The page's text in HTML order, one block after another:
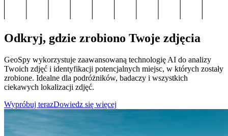
Odkryj, gdzie zrobiono Twoje zdjęcia
GeoSpy wykorzystuje zaawansowaną technologię AI do analizy
Twoich zdjęć i identyfikacji potencjalnych miejsc, w których zostały
zrobione. Idealne dla podróżników, badaczy i wszystkich
ciekawych lokalizacji zdjęć.
Wypróbuj terazDowiedz się więcej